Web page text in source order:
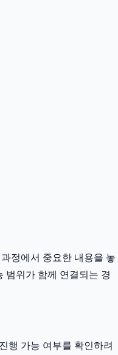
정에서 중요한 내용을 놓
범위가 함께 연결되는 경
행 가능 여부를 확인하려